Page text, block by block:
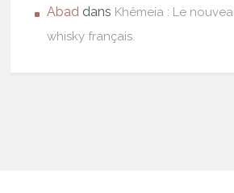
Abad dans Khêmeia : Le
whisky français.